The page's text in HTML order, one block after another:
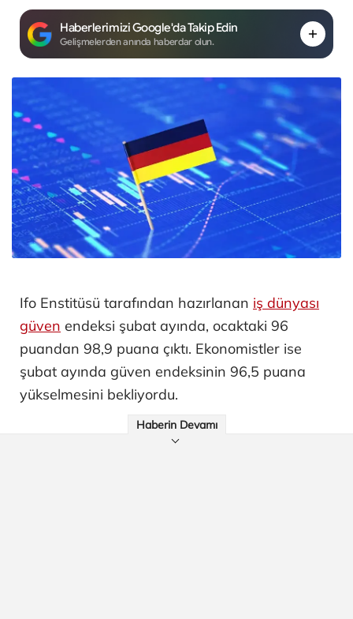
Haberlerimizi Google'da Takip Edin
Gelişmelerden anında haberdar olun.
Ifo Enstitüsü tarafından hazırlanan iş dünyası
güven endeksi şubat ayında, ocaktaki 96
puandan 98,9 puana çıktı. Ekonomistler ise
şubat ayında güven endeksinin 96,5 puana
yükselmesini bekliyordu.
Haberin Devamı